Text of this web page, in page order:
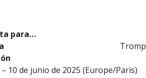
para…
10 de junio de 2025 (Europe/Paris)